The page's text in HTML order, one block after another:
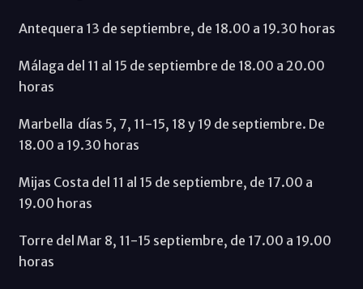
Antequera 13 de septiembre, de 18.00 a 19.30 horas
Málaga del 11 al 15 de septiembre de 18.00 a 20.00
horas
Marbella días 5, 7, 11-15, 18 y 19 de septiembre. De
18.00 a 19.30 horas
Mijas Costa del 11 al 15 de septiembre, de 17.00 a
19.00 horas
Torre del Mar 8, 11-15 septiembre, de 17.00 a 19.00
horas